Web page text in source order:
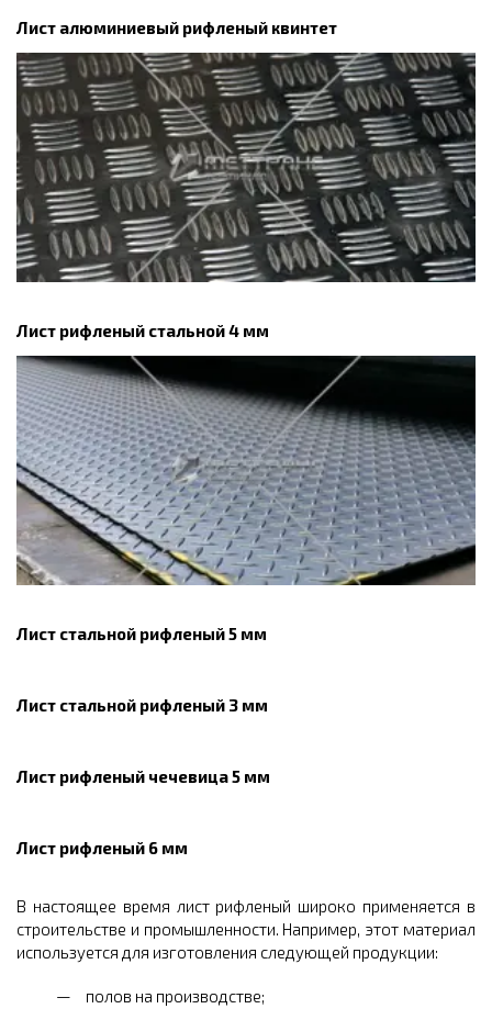
Лист алюминиевый рифленый квинтет
Лист рифленый стальной 4 мм
Лист стальной рифленый 5 мм
Лист стальной рифленый 3 мм
Лист рифленый чечевица 5 мм
Лист рифленый 6 мм
В настоящее время лист рифленый широко применяется в
строительстве и промышленности. Например, этот материал
используется для изготовления следующей продукции:
полов на производстве;